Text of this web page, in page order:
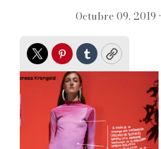
Octubre 09, 2019 •
TwitterPinterest
TumblrCopy